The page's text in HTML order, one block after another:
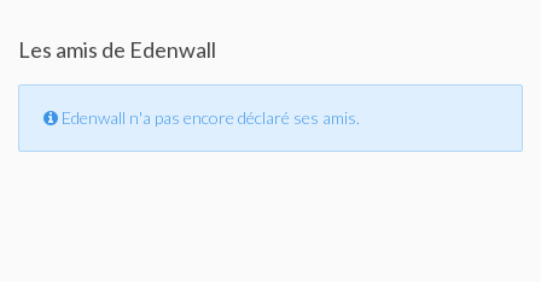
Les amis de Edenwall
Edenwall n'a pas encore déclaré ses amis.